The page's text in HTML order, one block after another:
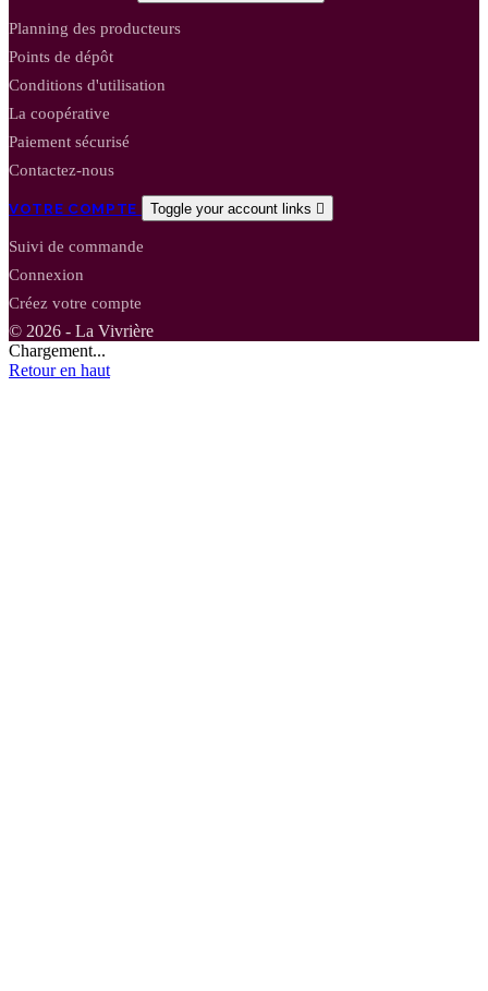
Planning des producteurs
Points de dépôt
Conditions d'utilisation
La coopérative
Paiement sécurisé
Contactez-nous
VOTRE COMPTE Toggle your account links 
Suivi de commande
Connexion
Créez votre compte
© 2026 - La Vivrière
Chargement...
Retour en haut